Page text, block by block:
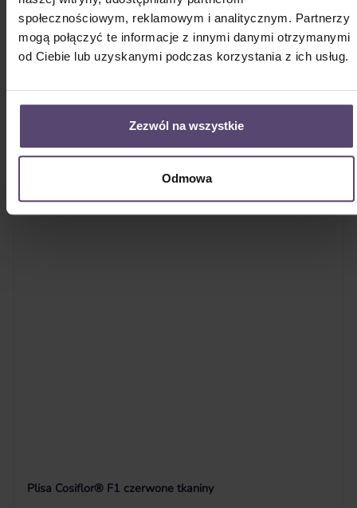
społecznościowym, reklamowym i analitycznym. Partnerzy
mogą połączyć te informacje z innymi danymi otrzymanymi
od Ciebie lub uzyskanymi podczas korzystania z ich usług.
Zezwól na wszystkie
Odmowa
Ceny z VAT plus koszty wysyłki
Sofort verfügbar
•Cosiflor® Modell F1
Konfigurator
Plisa Cosiflor® F1 czerwone tkaniny